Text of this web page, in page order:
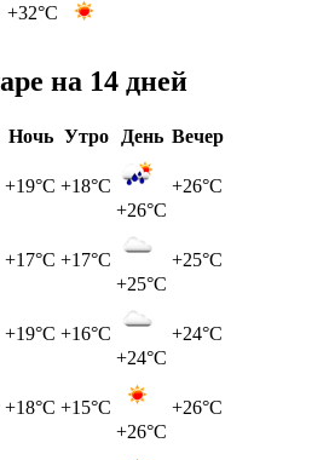
+32°C
на 14 дней
Ночь Утро День Вечер
+19°C +18°C
+26°C
+26°C
+17°C +17°C
+25°C
+25°C
+19°C +16°C
+24°C
+24°C
+18°C +15°C
+26°C
+26°C